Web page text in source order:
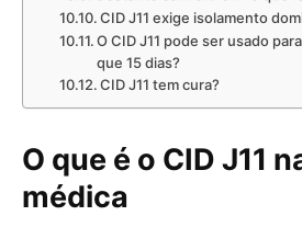
CID J11 exige isolamento
O CID J11 pode ser usado
que 15 dias?
CID J11 tem cura?
O que é o CID J11
médica